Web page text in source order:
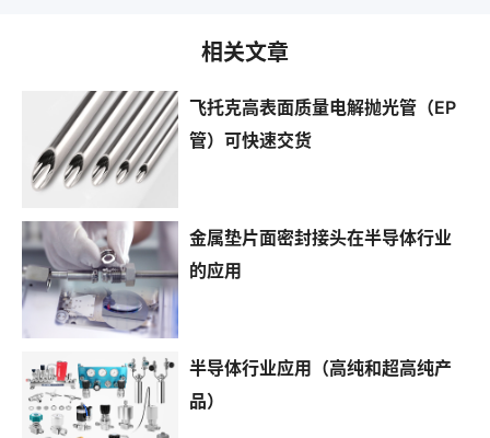
相关文章
飞托克高表面质量电解抛光管（EP
管）可快速交货
金属垫片面密封接头在半导体行业
的应用
半导体行业应用（高纯和超高纯产
品）